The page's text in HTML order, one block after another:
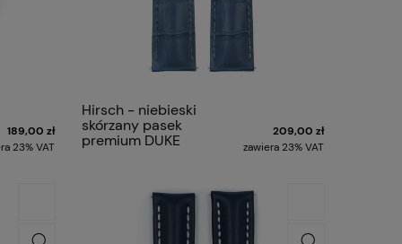
189,00 zł
23% VAT
Hirsch - niebieski
skórzany pasek
premium DUKE
209,00 zł
zawiera 23% VAT